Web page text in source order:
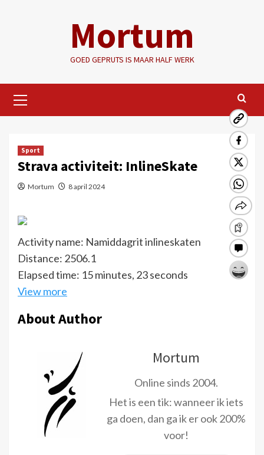
Mortum
GOED GEPRUTS IS MAAR HALF WERK
menu
Sport
Strava activiteit: InlineSkate
Mortum 8 april 2024
Activity name: Namiddagrit inlineskaten
Distance: 2506.1
Elapsed time: 15 minutes, 23 seconds
View more
About Author
Mortum
Online sinds 2004.
Het is een tik: wanneer ik iets
ga doen, dan ga ik er ook 200%
voor!